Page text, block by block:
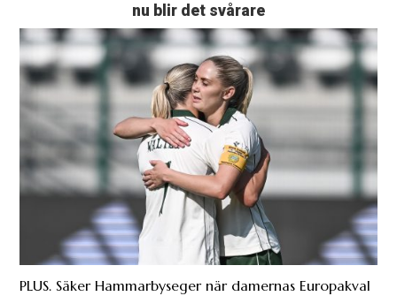
nu blir det svårare
PLUS. Säker Hammarbyseger när damernas Europakval